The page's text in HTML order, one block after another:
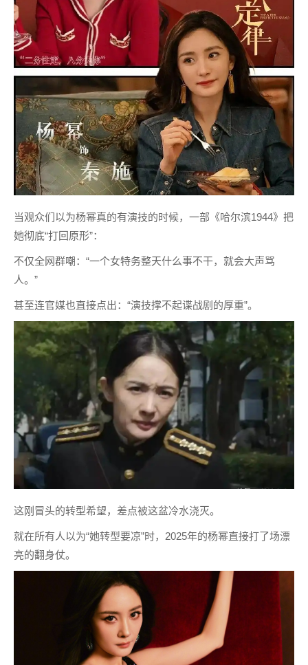
当观众们以为杨幂真的有演技的时候，一部《哈尔滨1944》把
她彻底“打回原形”：
不仅全网群嘲：“一个女特务整天什么事不干，就会大声骂
人。”
甚至连官媒也直接点出：“演技撑不起谍战剧的厚重”。
这刚冒头的转型希望，差点被这盆冷水浇灭。
就在所有人以为“她转型要凉”时，2025年的杨幂直接打了场漂
亮的翻身仗。